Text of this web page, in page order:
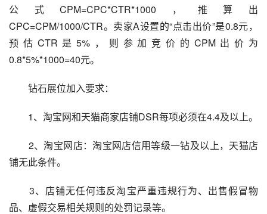
公式CPM=CPC*CTR*1000，推算出
CPC=CPM/1000/CTR。卖家A设置的“点击出价”是0.8元，
预估CTR是5%，则参加竞价的CPM出价为
0.8*5%*1000=40元。
钻石展位加入要求：
1、淘宝网和天猫商家店铺DSR每项必须在4.4及以上。
2、淘宝网店：淘宝网店信用等级一钻及以上，天猫店
铺无此条件。
3、店铺无任何违反淘宝严重违规行为、出售假冒物
品、虚假交易相关规则的处罚记录等。